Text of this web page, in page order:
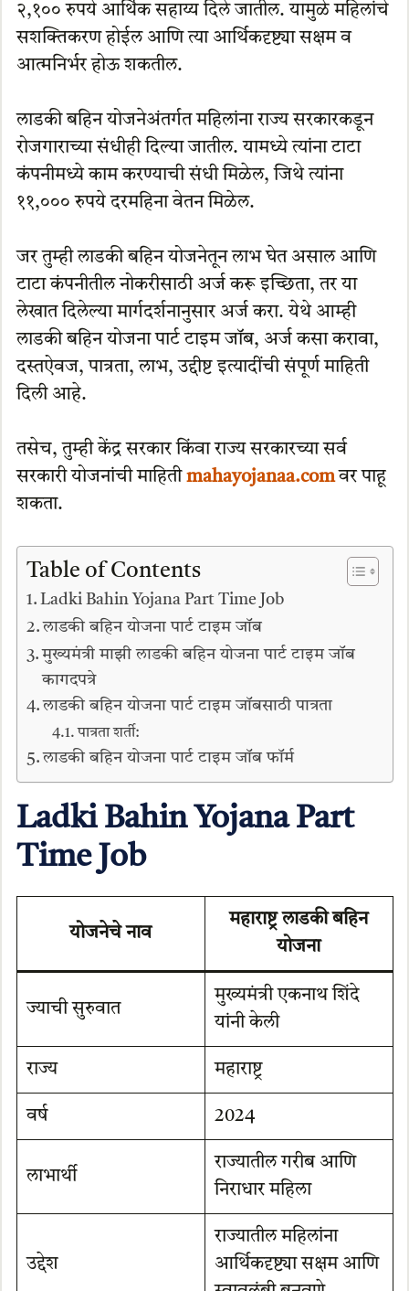
२,१०० रुपये आर्थिक सहाय्य दिले जातील. यामुळे महिलांचे
सशक्तिकरण होईल आणि त्या आर्थिकदृष्ट्या सक्षम व
आत्मनिर्भर होऊ शकतील.
लाडकी बहिन योजनेअंतर्गत महिलांना राज्य सरकारकडून
रोजगाराच्या संधीही दिल्या जातील. यामध्ये त्यांना टाटा
कंपनीमध्ये काम करण्याची संधी मिळेल, जिथे त्यांना
११,००० रुपये दरमहिना वेतन मिळेल.
जर तुम्ही लाडकी बहिन योजनेतून लाभ घेत असाल आणि
टाटा कंपनीतील नोकरीसाठी अर्ज करू इच्छिता, तर या
लेखात दिलेल्या मार्गदर्शनानुसार अर्ज करा. येथे आम्ही
लाडकी बहिन योजना पार्ट टाइम जॉब, अर्ज कसा करावा,
दस्तऐवज, पात्रता, लाभ, उद्दीष्ट इत्यादींची संपूर्ण माहिती
दिली आहे.
तसेच, तुम्ही केंद्र सरकार किंवा राज्य सरकारच्या सर्व
सरकारी योजनांची माहिती mahayojanaa.comवर पाहू
शकता.
Table of Contents
Ladki Bahin Yojana Part Time Job
लाडकी बहिन योजना पार्ट टाइम जॉब
मुख्यमंत्री माझी लाडकी बहिन योजना पार्ट टाइम जॉब
कागदपत्रे
लाडकी बहिन योजना पार्ट टाइम जॉबसाठी पात्रता
पात्रता शर्ती:
लाडकी बहिन योजना पार्ट टाइम जॉब फॉर्म
Ladki Bahin Yojana Part
Time Job
योजनेचे नाव
महाराष्ट्र लाडकी बहिन
योजना
ज्याची सुरुवात
मुख्यमंत्री एकनाथ शिंदे
यांनी केली
राज्य महाराष्ट्र
वर्ष 2024
लाभार्थी
राज्यातील गरीब आणि
निराधार महिला
उद्देश
राज्यातील महिलांना
आर्थिकदृष्ट्या सक्षम आणि